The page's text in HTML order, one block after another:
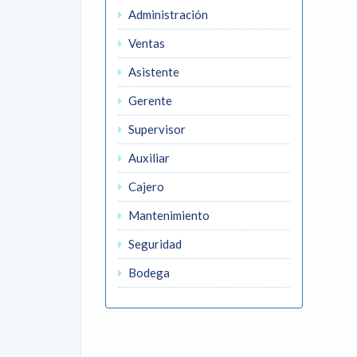
Administración
Ventas
Asistente
Gerente
Supervisor
Auxiliar
Cajero
Mantenimiento
Seguridad
Bodega